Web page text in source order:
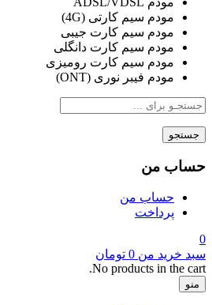
مودم سیم کارتی (4G)
مودم سیم کارت جیبی
مودم سیم کارت دانگلی
مودم سیم کارت رومیزی
مودم فیبر نوری (ONT)
جستجو
حساب من
حساب من
پرداخت
0
سبد خرید من 0 تومان
No products in the cart.
منو